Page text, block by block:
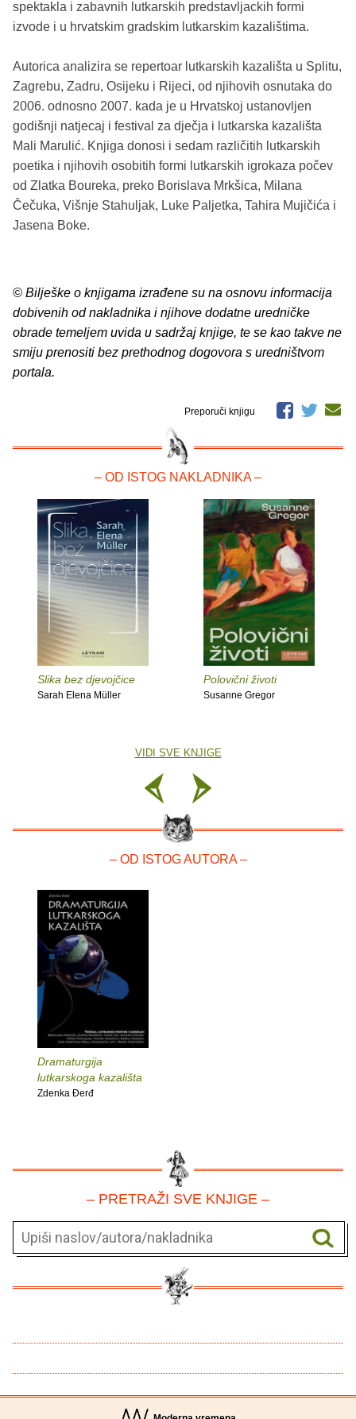
spektakla i zabavnih lutkarskih predstavljackih formi
izvode i u hrvatskim gradskim lutkarskim kazalištima.
Autorica analizira se repertoar lutkarskih kazališta u Splitu,
Zagrebu, Zadru, Osijeku i Rijeci, od njihovih osnutaka do
2006. odnosno 2007. kada je u Hrvatskoj ustanovljen
godišnji natjecaj i festival za dječja i lutkarska kazališta
Mali Marulić. Knjiga donosi i sedam različitih lutkarskih
poetika i njihovih osobitih formi lutkarskih igrokaza počev
od Zlatka Boureka, preko Borislava Mrkšica, Milana
Čečuka, Višnje Stahuljak, Luke Paljetka, Tahira Mujičića i
Jasena Boke.
© Bilješke o knjigama izrađene su na osnovu informacija
dobivenih od nakladnika i njihove dodatne uredničke
obrade temeljem uvida u sadržaj knjige, te se kao takve ne
smiju prenositi bez prethodnog dogovora s uredništvom
portala.
Preporuči knjigu
– OD ISTOG NAKLADNIKA –
Slika bez djevojčice
Sarah Elena Müller
Polovični životi
Susanne Gregor
VIDI SVE KNJIGE
– OD ISTOG AUTORA –
Dramaturgija
lutkarskoga kazališta
Zdenka Ðerđ
– PRETRAŽI SVE KNJIGE –